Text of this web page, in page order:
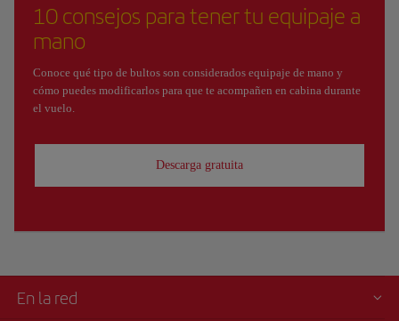
10 consejos para tener tu equipaje a
mano
Conoce qué tipo de bultos son considerados equipaje de mano y
cómo puedes modificarlos para que te acompañen en cabina durante
el vuelo.
Descarga gratuita
En la red